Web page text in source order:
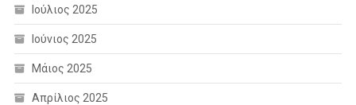
Ιούλιος 2025
Ιούνιος 2025
Μάιος 2025
Απρίλιος 2025